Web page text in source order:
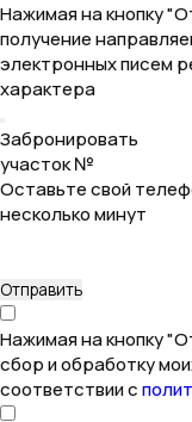
Нажимая на кнопку
получение
электронных писем
характера
Забронировать
участок №
Оставьте свой
несколько минут
Нажимая на кнопку
сбор и обработку
соответствии с